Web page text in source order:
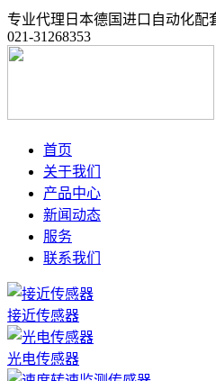
专业代理日本德国进口自动化配
021-31268353
首页
关于我们
产品中心
新闻动态
服务
联系我们
接近传感器
光电传感器